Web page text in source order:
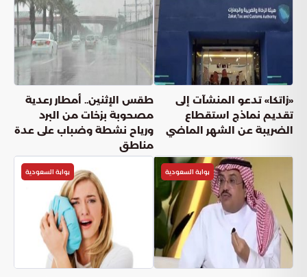
صاروخين باليستيين و3 مسيرات قادمة
من إيران
بوابة السعودية أعجبني شارك
دقائق القراءة7 دقيقةنشر: السبت, 09 مايو